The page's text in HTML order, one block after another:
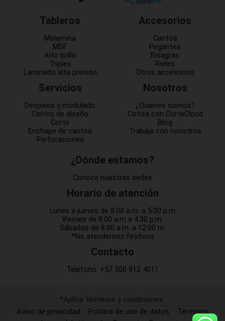
Tableros
Melamina
MDF
Alto brillo
Triplex
Laminado alta presión
Servicios
Despiece y modulado
Centro de diseño
Corte
Enchape de cantos
Perforaciones
Accesorios
Cantos
Pegantes
Bisagras
Rieles
Otros accesorios
Nosotros
¿Quienes somos?
Cotiza con CorteCloud
Blog
Trabaja con nosotros
¿Dónde estamos?
Conoce nuestras sedes
Horario de atención
Lunes a jueves de 8:00 a.m. a 5:00 p.m
Viernes de 8:00 a.m a 4:30 p.m.
Sábados de 8:00 a.m. a 12:00 m.
*No atendemos festivos
Contacto
Teléfono: +57 300 912 4011
*Aplica términos y condiciones
Aviso de privacidad
Política de uso de datos Términos